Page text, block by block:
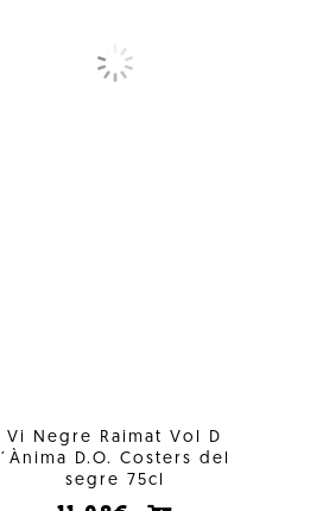
Vi Negre Raimat Vol D
´Ànima D.O. Costers del
segre 75cl